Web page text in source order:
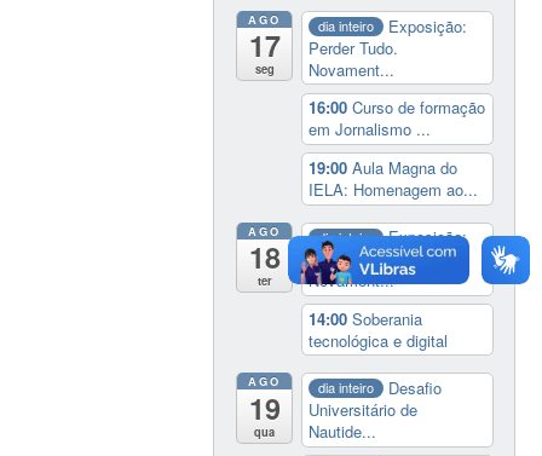
AGO
17
seg
dia inteiro
Exposição:
Perder Tudo.
Novament...
16:00Curso de formação
em Jornalismo ...
19:00Aula Magna do
IELA: Homenagem ao...
AGO
18
ter
dia inteiro
Exposição:
Perder Tudo.
Novament...
14:00Soberania
tecnológica e digital
AGO
19
qua
dia inteiro
Desafio
Universitário de
Nautide...